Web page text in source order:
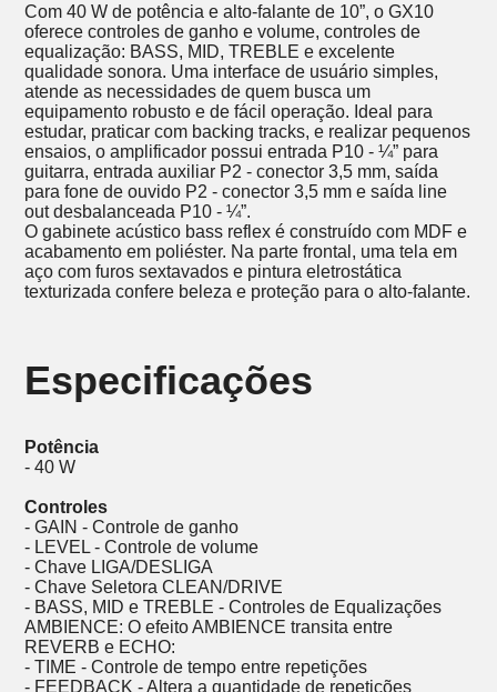
Com 40 W de potência e alto-falante de 10”, o GX10
oferece controles de ganho e volume, controles de
equalização: BASS, MID, TREBLE e excelente
qualidade sonora. Uma interface de usuário simples,
atende as necessidades de quem busca um
equipamento robusto e de fácil operação. Ideal para
estudar, praticar com backing tracks, e realizar pequenos
ensaios, o amplificador possui entrada P10 - ¼” para
guitarra, entrada auxiliar P2 - conector 3,5 mm, saída
para fone de ouvido P2 - conector 3,5 mm e saída line
out desbalanceada P10 - ¼”.
O gabinete acústico bass reflex é construído com MDF e
acabamento em poliéster. Na parte frontal, uma tela em
aço com furos sextavados e pintura eletrostática
texturizada confere beleza e proteção para o alto-falante.
Especificações
Potência
- 40 W
Controles
- GAIN - Controle de ganho
- LEVEL - Controle de volume
- Chave LIGA/DESLIGA
- Chave Seletora CLEAN/DRIVE
- BASS, MID e TREBLE - Controles de Equalizações
AMBIENCE: O efeito AMBIENCE transita entre
REVERB e ECHO:
- TIME - Controle de tempo entre repetições
- FEEDBACK - Altera a quantidade de repetições